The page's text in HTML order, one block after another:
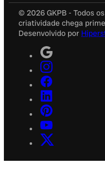
© 2026 GKPB - Todos
criatividade chega
Desenvolvido por